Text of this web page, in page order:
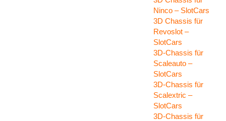
Ninco – SlotCars
3D Chassis für
Revoslot –
SlotCars
3D-Chassis für
Scaleauto –
SlotCars
3D-Chassis für
Scalextric –
SlotCars
3D-Chassis für